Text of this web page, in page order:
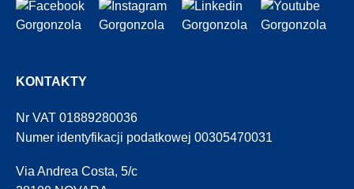
KONTAKTY
Nr VAT 01889280036
Numer identyfikacji podatkowej 00305470031
Via Andrea Costa, 5/c